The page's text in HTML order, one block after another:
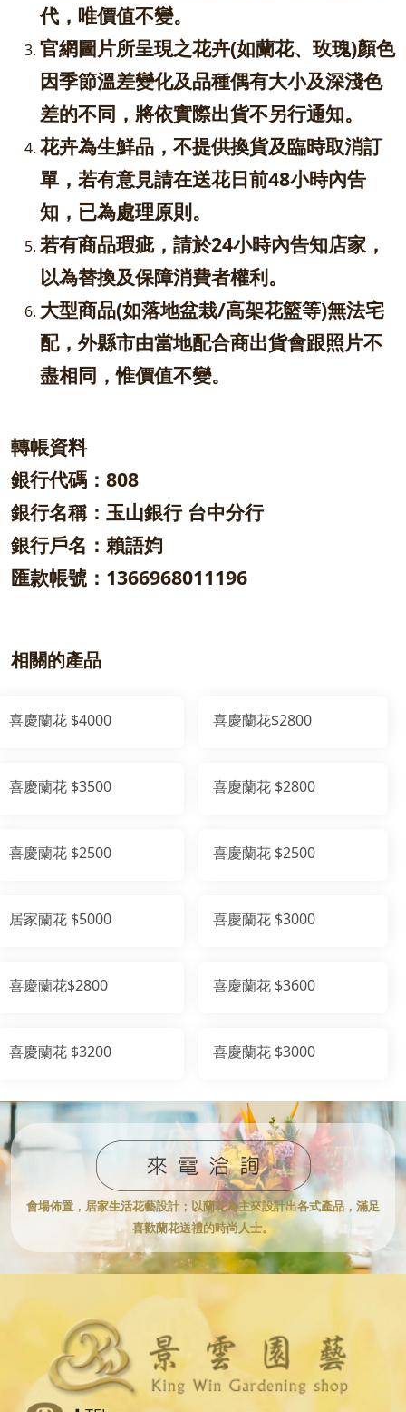
代，唯價值不變。
官網圖片所呈現之花卉(如蘭花、玫瑰)顏色
因季節溫差變化及品種偶有大小及深淺色
差的不同，將依實際出貨不另行通知。
花卉為生鮮品，不提供換貨及臨時取消訂
單，若有意見請在送花日前48小時內告
知，已為處理原則。
若有商品瑕疵，請於24小時內告知店家，
以為替換及保障消費者權利。
大型商品(如落地盆栽/高架花籃等)無法宅
配，外縣市由當地配合商出貨會跟照片不
盡相同，惟價值不變。
轉帳資料
銀行代碼：808
銀行名稱：玉山銀行 台中分行
銀行戶名：賴語㚬
匯款帳號：1366968011196
相關的產品
喜慶蘭花 $4000 喜慶蘭花$2800
喜慶蘭花 $3500 喜慶蘭花 $2800
喜慶蘭花 $2500 喜慶蘭花 $2500
居家蘭花 $5000 喜慶蘭花 $3000
喜慶蘭花$2800 喜慶蘭花 $3600
喜慶蘭花 $3200 喜慶蘭花 $3000
會場佈置，居家生活花藝設計；以蘭花為主來設計出各式產品，滿足
喜歡蘭花送禮的時尚人士。